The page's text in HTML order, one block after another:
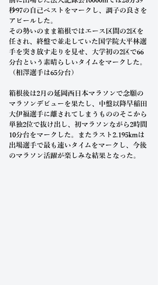
秒97の自己ベストをマークし、調子の良さを
アピールした。
その勢いのまま箱根ではエース区間の2区を
任され、終盤で並走していた国学院大平林選
手を突き放す走りを見せ、大学初の2区で66
分台という素晴らしいタイムをマークした。
（相澤選手は65分台）
箱根後は2月の延岡西日本マラソンで念願の
マラソンデビューを果たし、中盤以降早稲田
大伊福選手に離されてしまうもののそこから
単独2位で抜け出し、初マラソンながら2時間
10分台をマークした。またラスト2.195kmは
出場選手で最も速いタイムをマークし、今後
のマラソン活躍が楽しみな結果となった。